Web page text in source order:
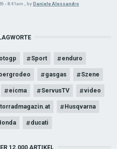
- 8:41am byDaniele Alessandro
Sport enduro
gasgas Szene
eicma ServusTV video
Husqvarna
ducati
12.000 ARTIKEL